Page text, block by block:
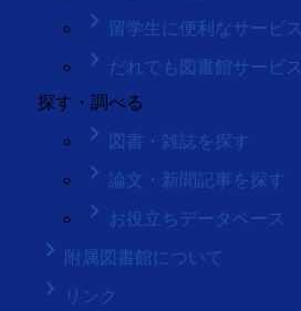
keyboard_arrow_right 留学生に便利なサービス
keyboard_arrow_right だれでも図書館サービス
探す・調べる
keyboard_arrow_right 図書・雑誌を探す
keyboard_arrow_right 論文・新聞記事を探す
keyboard_arrow_right お役立ちデータベース
keyboard_arrow_right 附属図書館について
keyboard_arrow_right リンク